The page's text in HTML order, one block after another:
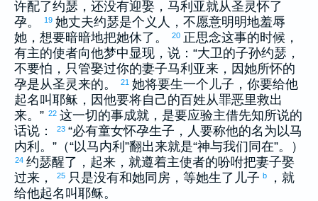
许配了约瑟 ，还没有迎娶， 马利亚就从圣灵怀了
孕。
19 她丈夫约瑟是个义人，不愿意明明地羞辱
她，想要暗暗地把她休了。
20 正思念这事的时候，
有主的使者向他梦中显现，说：“大卫 的子孙约瑟 ，
不要怕，只管娶过你的妻子马利亚来，因她所怀的
孕是从圣灵来的。
21 她将要生一个儿子，你要给他
起名叫耶稣，因他要将自己的百姓从罪恶里救出
来。” 22 这一切的事成就，是要应验主借先知所说的
话说：
23 “必有童女怀孕生子，人要称他的名为 以马
内利 。”（“以马内利 ”翻出来就是“神与我们同在”。）
24 约瑟醒了，起来，就遵着主使者的吩咐把妻子娶
过来，
25 只是没有和她同房，等她生了儿子 b
，就
给他起名叫耶稣。